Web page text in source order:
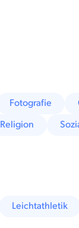
Fotografie
Religion
Leichtathletik